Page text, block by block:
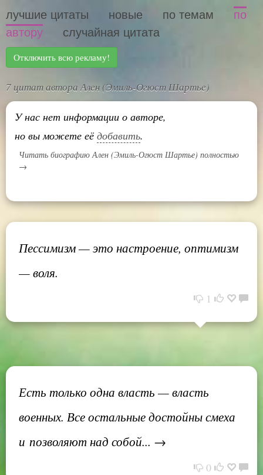
лучшие цитаты новые по темам
по
автору
случайная цитата
Отключить всю рекламу!
7 цитат автора Ален (Эмиль-Огюст Шартье)
У нас нет информации о авторе,
но вы можете её добавить.
Читать биографию Ален (Эмиль-Огюст Шартье) полностью
→
Пессимизм — это настроение, оптимизм
— воля.
1
Есть только одна власть — власть
военных. Все остальные достойны смеха
и позволяют над собой... →
0